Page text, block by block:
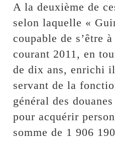
A la deuxième de
selon laquelle «
coupable de s’être
courant 2011, en
de dix ans, enrichi
servant de la
général des
pour acquérir
somme de 1 906